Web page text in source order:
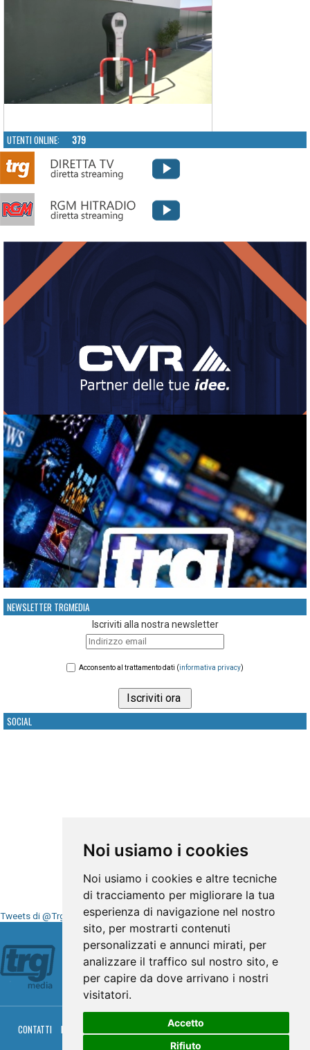
Noi usiamo i cookies
Noi usiamo i cookies e altre tecniche
di tracciamento per migliorare la tua
esperienza di navigazione nel nostro
sito, per mostrarti contenuti
personalizzati e annunci mirati, per
analizzare il traffico sul nostro sito, e
per capire da dove arrivano i nostri
visitatori.
Accetto
Rifiuto
UTENTI ONLINE: 379
NEWSLETTER TRGMEDIA
Iscriviti alla nostra newsletter
Acconsento al trattamento dati (informativa privacy)
SOCIAL
Tweets di @TrgMedia
Seguici su
CONTATTI PRIVACY PALINSESTO DIRETTA TV
RGM HITRADIO